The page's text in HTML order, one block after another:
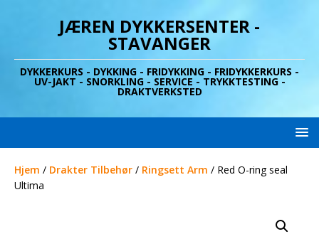
JÆREN DYKKERSENTER -
STAVANGER
DYKKERKURS - DYKKING - FRIDYKKING - FRIDYKKERKURS -
UV-JAKT - SNORKLING - SERVICE - TRYKKTESTING -
DRAKTVERKSTED
Hjem / Drakter Tilbehør / Ringsett Arm / Red O-ring seal
Ultima